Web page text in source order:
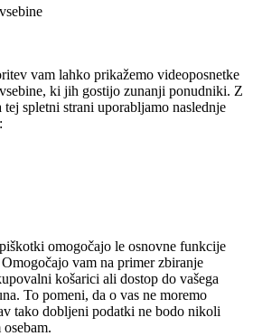
vam lahko prikažemo videoposnetke
ki jih gostijo zunanji ponudniki. Z
tej spletni strani uporabljamo naslednje
omogočajo le osnovne funkcije
Omogočajo vam na primer zbiranje
košarici ali dostop do vašega
To pomeni, da o vas ne moremo
tako dobljeni podatki ne bodo nikoli